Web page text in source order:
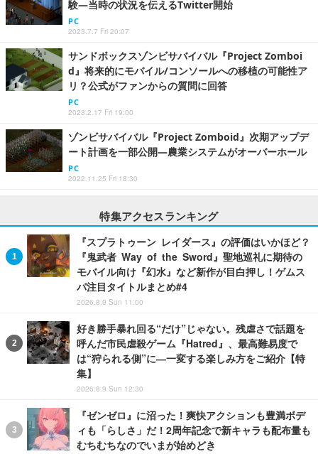
験―当時の状況を伝えるTwitter開始
PC
2023.7.7 Fri 20:07
サンドボックスゾンビサバイバル『Project Zomboi
d』将来的にモバイル/コンソールへの移植の可能性ア
リ？公式がファンからの質問に回答
PC
2023.2.17 Fri 19:00
ゾンビサバイバル『Project Zomboid』次期アップデ
ート計画を一部公開―農業システムがオーバーホール
PC
2022.11.25 Fri 18:30
特集アクセスランキング
『スプラトゥーン レイダース』の評価はいかほど？
『鬼武者 Way of the Sword』聖地巡礼に期待の
モバイル向け『幻水』など新作が目白押し！ゲムス
パ注目タイトルまとめ#4
2026.8.9 Sun 11:00
好き勝手暴れ回る“だけ”じゃない。残虐さで話題を
呼んだ市民虐殺ゲーム『Hatred』、最高難易度で
は“狩られる側”に―一変する楽しみ方をご紹介【特
集】
2026.8.9 Sun 12:30
『ゼンゼロ』に沼った！爽快アクションも豊満ボデ
ィも「らしさ」だ！2周年記念で新キャラも配布量も
むちむちなのでいまが始めどき